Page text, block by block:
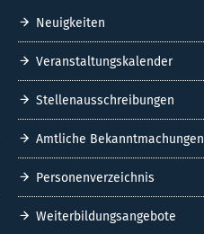
Neuigkeiten
Veranstaltungskalender
Stellenausschreibungen
Amtliche Bekanntmachungen
Personenverzeichnis
Weiterbildungsangebote